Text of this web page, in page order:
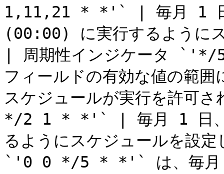
1,11,21 * *'` | 毎月 1 日
(00:00) に実行するように
| 周期性インジケータ
フィールドの有効な値の範囲
スケジュールが実行を許可
*/2 1 * *'` | 毎月 1 日、
るようにスケジュールを設定
`'0 0 */5 * *'` は、毎月